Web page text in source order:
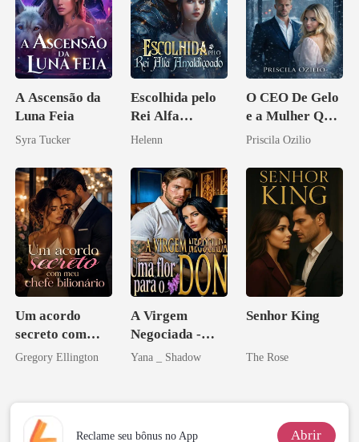
A Ascensão da
Luna Feia
Syra Tucker
Escolhida pelo
Rei Alfa
Amaldiçoado
Helenn
O CEO De Gelo
e a Mulher Que
Ele Jurou Odiar
Priscila Ozilio
Um acordo
secreto com
meu chefe
Gregory Ellington
A Virgem
Negociada -
Uma flor para o
Yana _ Shadow
Senhor King
The Rose
Reclame seu bônus no App Abrir